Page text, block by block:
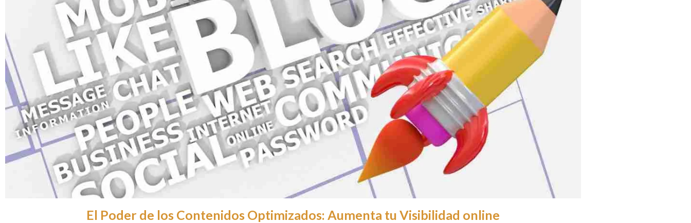
El Poder de los Contenidos Optimizados: Aumenta tu Visibilidad online